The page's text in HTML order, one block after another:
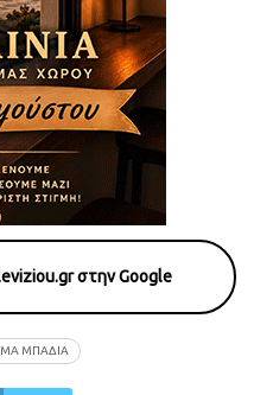
στην Google
ΜΠΑΔΙΑ